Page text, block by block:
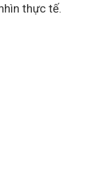
thực tế.